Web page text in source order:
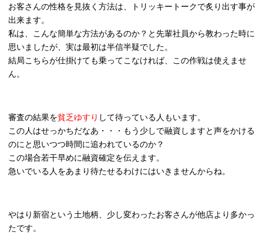
お客さんの性格を見抜く方法は、トリッキートークで炙り出す事が
出来ます。
私は、こんな簡単な方法があるのか？と先輩社員から教わった時に
思いましたが、実は最初は半信半疑でした。
結局こちらが仕掛けても乗ってこなければ、この作戦は使えませ
ん。
審査の結果を貧乏ゆすり して待っている人もいます。
この人はせっかちだなあ・・・もう少しで融資しますと声をかける
のにと思いつつ時間に追われているのか？
この場合若干早めに融資確定を伝えます。
急いでいる人をあまり待たせるわけにはいきませんからね。
やはり新宿という土地柄、少し変わったお客さんが他店より多かっ
たです。